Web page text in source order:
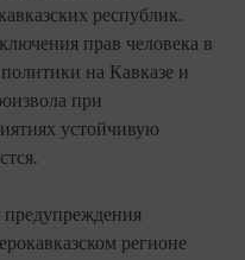
республик.
прав человека в
на Кавказе и
при
устойчивую
регионе